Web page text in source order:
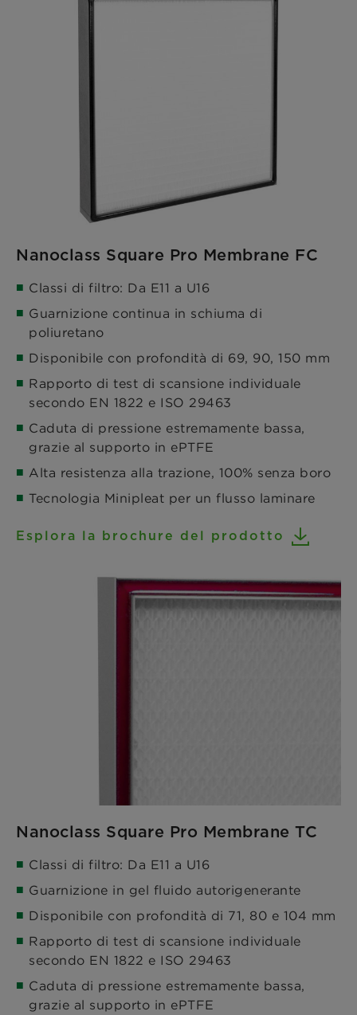
Nanoclass Square Pro Membrane FC
Classi di filtro: Da E11 a U16
Guarnizione continua in schiuma di
poliuretano
Disponibile con profondità di 69, 90, 150 mm
Rapporto di test di scansione individuale
secondo EN 1822 e ISO 29463
Caduta di pressione estremamente bassa,
grazie al supporto in ePTFE
Alta resistenza alla trazione, 100% senza boro
Tecnologia Minipleat per un flusso laminare
Esplora la brochure del prodotto
Nanoclass Square Pro Membrane TC
Classi di filtro: Da E11 a U16
Guarnizione in gel fluido autorigenerante
Disponibile con profondità di 71, 80 e 104 mm
Rapporto di test di scansione individuale
secondo EN 1822 e ISO 29463
Caduta di pressione estremamente bassa,
grazie al supporto in ePTFE